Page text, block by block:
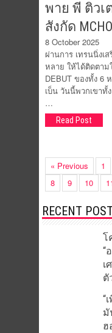
พาย พี ติวเ
สังกัด
8 October 2025
ผ่านการ เทรนนิ่ง
หลาย ให้ได้ติดตาม
DEBUT ของทั้ง 6
เบ็น วันนี้พวกเขาทั้
…
Read Post
« Previous 1
8
9 10
RECENT
โ
“
เ
ตั
“
มั
ฮ